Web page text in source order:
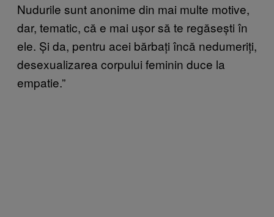
Nudurile sunt anonime din mai multe motive,
dar, tematic, că e mai ușor să te regăsești în
ele. Și da, pentru acei bărbați încă nedumeriți,
desexualizarea corpului feminin duce la
empatie.”